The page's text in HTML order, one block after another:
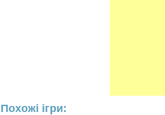
Похожі ігри: